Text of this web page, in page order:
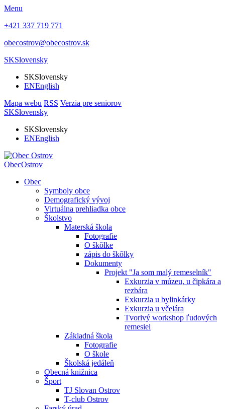
Menu
+421 337 719 771
obecostrov@obecostrov.sk
SKSlovensky
SKSlovensky
ENEnglish
Mapa webu RSS Verzia pre seniorov
SKSlovensky
SKSlovensky
ENEnglish
ObecOstrov
Obec
Symboly obce
Demografický vývoj
Virtuálna prehliadka obce
Školstvo
Materská škola
Fotografie
O škôlke
zápis do škôlky
Dokumenty
Projekt "Ja som malý remeselník"
Exkurzia v múzeu, u čipkára a
rezbára
Exkurzia u bylinkárky
Exkurzia u včelára
Tvorivý workshop ľudových
remesiel
Základná škola
Fotografie
O škole
Školská jedáleň
Obecná knižnica
Šport
TJ Slovan Ostrov
T-club Ostrov